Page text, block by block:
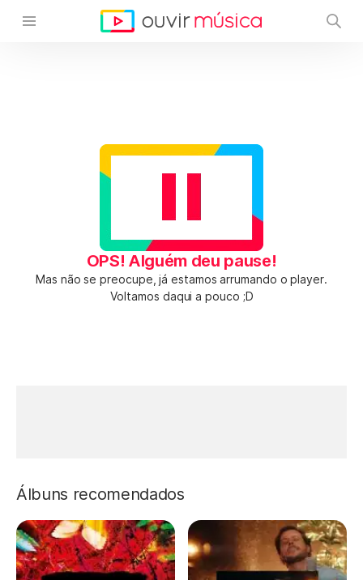
OPS! Alguém deu pause!
Mas não se preocupe, já estamos arrumando o player.
Voltamos daqui a pouco ;D
Álbuns recomendados